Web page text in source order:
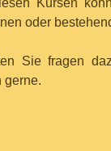
Kursen
oder
Sie fragen
gerne.